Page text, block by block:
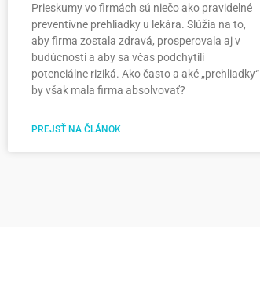
Prieskumy vo firmách sú niečo ako pravidelné
preventívne prehliadky u lekára. Slúžia na to,
aby firma zostala zdravá, prosperovala aj v
budúcnosti a aby sa včas podchytili
potenciálne riziká. Ako často a aké „prehliadky“
by však mala firma absolvovať?
PREJSŤ NA ČLÁNOK